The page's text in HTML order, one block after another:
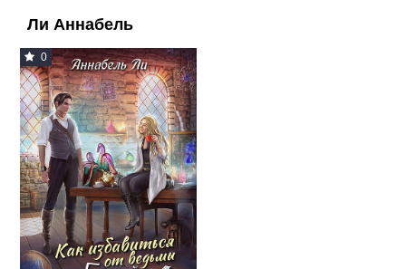
Ли Аннабель
0